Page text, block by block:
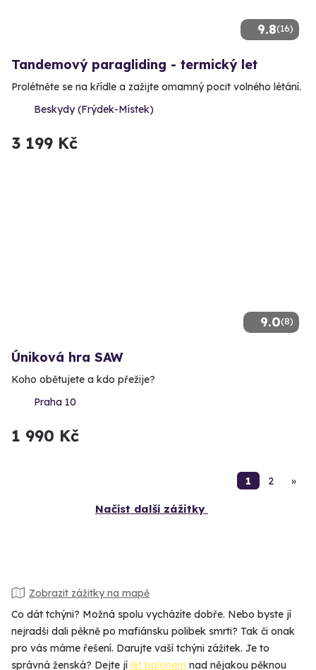
9.8(16)
Tandemový paragliding - termický let
Prolétněte se na křídle a zažijte omamný pocit volného létání.
Beskydy (Frýdek-Místek)
3 199 Kč
9.0(8)
Úniková hra SAW
Koho obětujete a kdo přežije?
Praha 10
1 990 Kč
1 2 »
Načíst další zážitky
Zobrazit zážitky na mapě
Co dát tchýni? Možná spolu vycházíte dobře. Nebo byste jí
nejradši dali pěkně po mafiánsku polibek smrti? Tak či onak
pro vás máme řešení. Darujte vaší tchýni zážitek. Je to
správná ženská? Dejte jí let balónem nad nějakou pěknou